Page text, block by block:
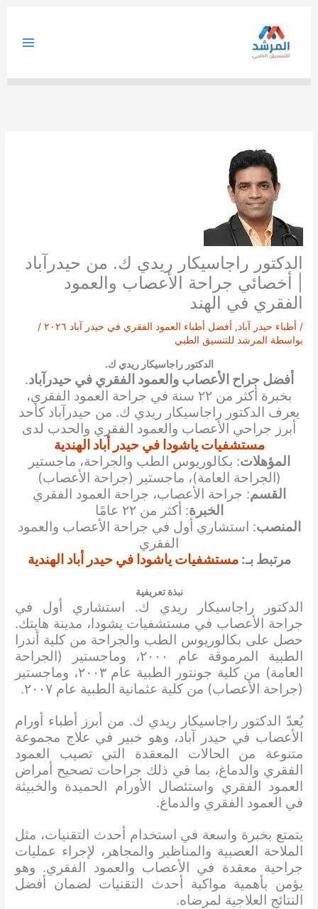
الدكتور راجاسيكار ريدي ك. من حيدرآباد
| أخصائي جراحة الأعصاب والعمود
الفقري في الهند
/ أطباء حيدر آباد, أفضل أطباء العمود الفقري في حيدر آباد ٢٠٢٦
/
بواسطة المرشد للتنسيق الطبي
الدكتور راجاسيكار ريدي ك.
أفضل جراح الأعصاب والعمود الفقري في حيدرآباد.
بخبرة أكثر من ٢٢ سنة في جراحة العمود الفقري،
يعرف الدكتور راجاسيكار ريدي ك. من حيدرآباد كأحد
أبرز جراحي الأعصاب والعمود الفقري والحدب لدى
مستشفيات ياشودا في حيدر أباد الهندية
المؤهلات: بكالوريوس الطب والجراحة، ماجستير
(الجراحة العامة)، ماجستير (جراحة الأعصاب)
القسم: جراحة الأعصاب، جراحة العمود الفقري
الخبرة: أكثر من ٢٢ عامًا
المنصب: استشاري أول في جراحة الأعصاب والعمود
الفقري
مرتبط بـ:مستشفيات ياشودا في حيدر أباد الهندية
نبذة تعريفية
الدكتور راجاسيكار ريدي ك. استشاري أول في
جراحة الأعصاب في مستشفيات يشودا، مدينة هايتك.
حصل على بكالوريوس الطب والجراحة من كلية أندرا
الطبية المرموقة عام ٢٠٠٠، وماجستير (الجراحة
العامة) من كلية جونتور الطبية عام ٢٠٠٣، وماجستير
(جراحة الأعصاب) من كلية عثمانية الطبية عام ٢٠٠٧.
يُعدّ الدكتور راجاسيكار ريدي ك. من أبرز أطباء أورام
الأعصاب في حيدر آباد، وهو خبير في علاج مجموعة
متنوعة من الحالات المعقدة التي تصيب العمود
الفقري والدماغ، بما في ذلك جراحات تصحيح أمراض
العمود الفقري واستئصال الأورام الحميدة والخبيثة
في العمود الفقري والدماغ.
يتمتع بخبرة واسعة في استخدام أحدث التقنيات، مثل
الملاحة العصبية والمناظير والمجاهر، لإجراء عمليات
جراحية معقدة في الأعصاب والعمود الفقري. وهو
يؤمن بأهمية مواكبة أحدث التقنيات لضمان أفضل
النتائج العلاجية لمرضاه.